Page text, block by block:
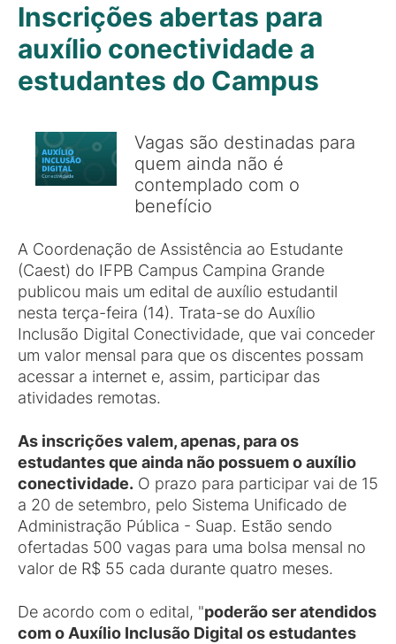
Inscrições abertas para
auxílio conectividade a
estudantes do Campus
Vagas são destinadas para
quem ainda não é
contemplado com o
benefício
A Coordenação de Assistência ao Estudante
(Caest) do IFPB Campus Campina Grande
publicou mais um edital de auxílio estudantil
nesta terça-feira (14). Trata-se do Auxílio
Inclusão Digital Conectividade, que vai conceder
um valor mensal para que os discentes possam
acessar a internet e, assim, participar das
atividades remotas.
As inscrições valem, apenas, para os
estudantes que ainda não possuem o auxílio
conectividade. O prazo para participar vai de 15
a 20 de setembro, pelo Sistema Unificado de
Administração Pública - Suap. Estão sendo
ofertadas 500 vagas para uma bolsa mensal no
valor de R$ 55 cada durante quatro meses.
De acordo com o edital, "poderão ser atendidos
com o Auxílio Inclusão Digital os estudantes